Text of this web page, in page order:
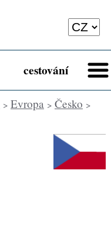
cestování
> Evropa> Česko >